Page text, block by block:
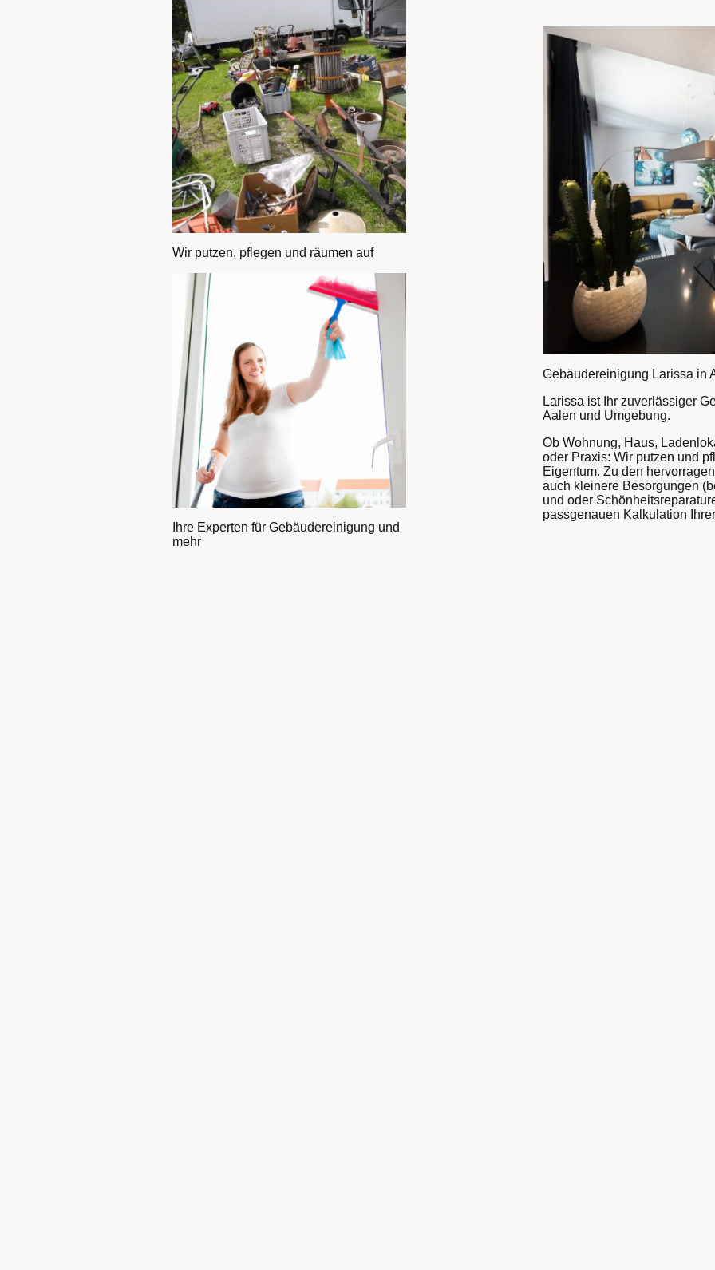
Wir putzen, pflegen und räumen auf
Ihre Experten für Gebäudereinigung und
mehr
Gebäudereinigung Larissa in
Larissa ist Ihr zuverlässiger
Aalen und Umgebung.
Ob Wohnung, Haus,
oder Praxis: Wir putzen und
Eigentum. Zu den
auch kleinere Besorgungen
und oder
passgenauen Kalkulation